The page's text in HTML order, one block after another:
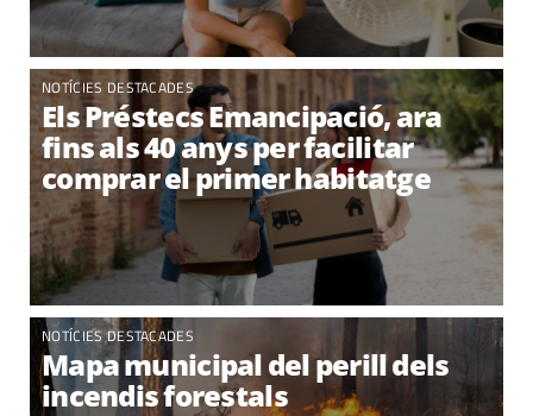
NOTÍCIES DESTACADES
Els Préstecs Emancipació, ara
fins als 40 anys per facilitar
comprar el primer habitatge
NOTÍCIES DESTACADES
Mapa municipal del perill dels
incendis forestals